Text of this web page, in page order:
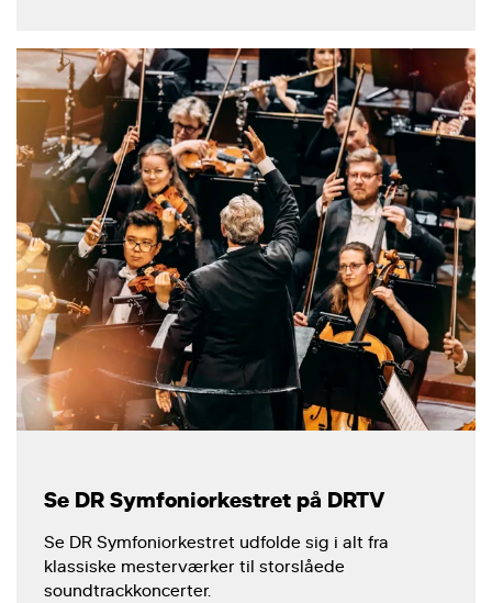
Se DR Symfoniorkestret på DRTV
Se DR Symfoniorkestret udfolde sig i alt fra
klassiske mesterværker til storslåede
soundtrackkoncerter.